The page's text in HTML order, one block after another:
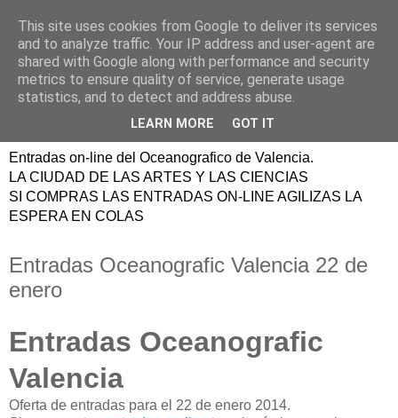
ENTRADAS
OCEANOGRAFIC
VALENCIA
Entradas on-line del Oceanografico de Valencia.
LA CIUDAD DE LAS ARTES Y LAS CIENCIAS
SI COMPRAS LAS ENTRADAS ON-LINE AGILIZAS LA
ESPERA EN COLAS
Entradas Oceanografic Valencia 22 de
enero
Entradas Oceanografic
Valencia
Oferta de entradas para el 22 de enero 2014.
This site uses cookies from Google to deliver its services
and to analyze traffic. Your IP address and user-agent are
shared with Google along with performance and security
metrics to ensure quality of service, generate usage
statistics, and to detect and address abuse.
LEARN MORE GOT IT